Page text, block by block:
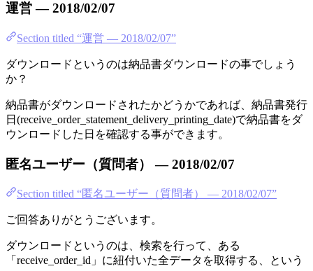
運営 — 2018/02/07
Section titled “運営 — 2018/02/07”
ダウンロードというのは納品書ダウンロードの事でしょう
か？
納品書がダウンロードされたかどうかであれば、納品書発行
日(receive_order_statement_delivery_printing_date)で納品書をダ
ウンロードした日を確認する事ができます。
匿名ユーザー（質問者） — 2018/02/07
Section titled “匿名ユーザー（質問者） — 2018/02/07”
ご回答ありがとうございます。
ダウンロードというのは、検索を行って、ある
「receive_order_id」に紐付いた全データを取得する、という